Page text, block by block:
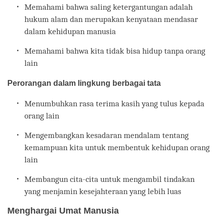
Memahami bahwa saling ketergantungan adalah
hukum alam dan merupakan kenyataan mendasar
dalam kehidupan manusia
Memahami bahwa kita tidak bisa hidup tanpa orang
lain
Perorangan dalam lingkung berbagai tata
Menumbuhkan rasa terima kasih yang tulus kepada
orang lain
Mengembangkan kesadaran mendalam tentang
kemampuan kita untuk membentuk kehidupan orang
lain
Membangun cita-cita untuk mengambil tindakan
yang menjamin kesejahteraan yang lebih luas
Menghargai Umat Manusia